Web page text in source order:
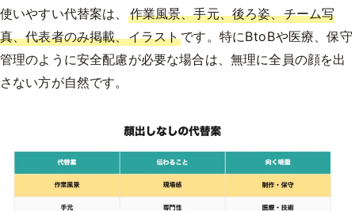
使いやすい代替案は、 作業風景、手元、後ろ姿、チーム写
真、代表者のみ掲載、イラストです。特にBtoBや医療、保守
管理のように安全配慮が必要な場合は、無理に全員の顔を出
さない方が自然です。